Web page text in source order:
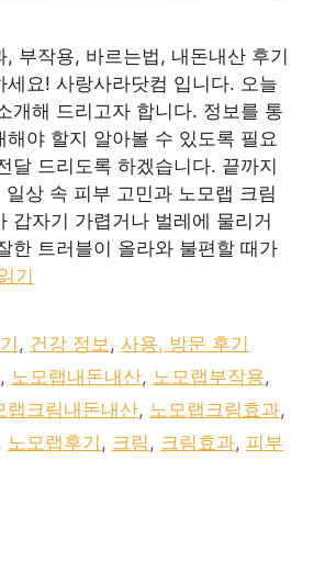
, 부작용, 바르는법, 내돈내산 후기
세요! 사랑사라닷컴 입니다. 오늘
개해 드리고자 합니다. 정보를 통
해야 할지 알아볼 수 있도록 필요
달 드리도록 하겠습니다. 끝까지
상 속 피부 고민과 노모랩 크림
갑자기 가렵거나 벌레에 물리거
한 트러블이 올라와 불편할 때가
기
, 건강 정보 ,사용, 방문 후기
, 노모랩내돈내산, 노모랩부작용,
랩크림내돈내산, 노모랩크림효과,
, 노모랩후기 , 크림 , 크림효과, 피부